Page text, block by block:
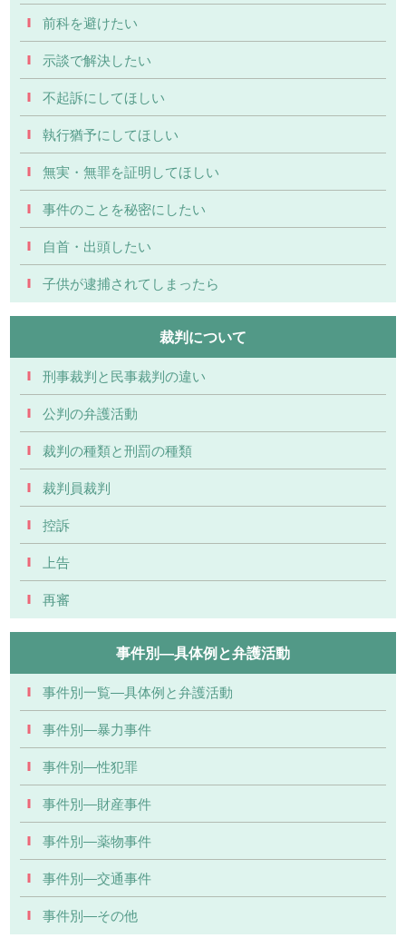
前科を避けたい
示談で解決したい
不起訴にしてほしい
執行猶予にしてほしい
無実・無罪を証明してほしい
事件のことを秘密にしたい
自首・出頭したい
子供が逮捕されてしまったら
裁判について
刑事裁判と民事裁判の違い
公判の弁護活動
裁判の種類と刑罰の種類
裁判員裁判
控訴
上告
再審
事件別―具体例と弁護活動
事件別一覧―具体例と弁護活動
事件別―暴力事件
事件別―性犯罪
事件別―財産事件
事件別―薬物事件
事件別―交通事件
事件別―その他